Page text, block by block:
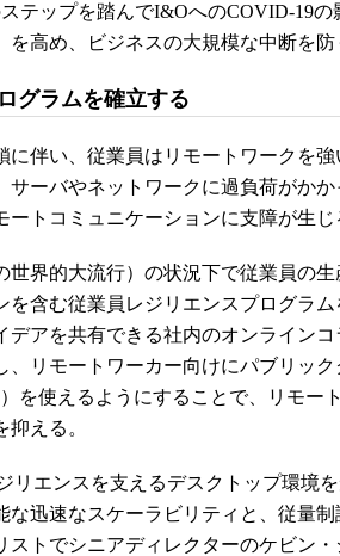
テップを踏んでI&OへのCOVID-19の
高め、ビジネスの大規模な中断を防
グラムを確立する
伴い、従業員はリモートワークを強
サーバやネットワークに過負荷がかか
トコミュニケーションに支障が生じ
界的大流行）の状況下で従業員の生
を含む従業員レジリエンスプログラ
デアを共有できる社内のオンラインコ
、リモートワーカー向けにパブリッ
）を使えるようにすることで、リモー
える。
リエンスを支えるデスクトップ環境
な迅速なスケーラビリティと、従量
ストでシニアディレクターのケビン